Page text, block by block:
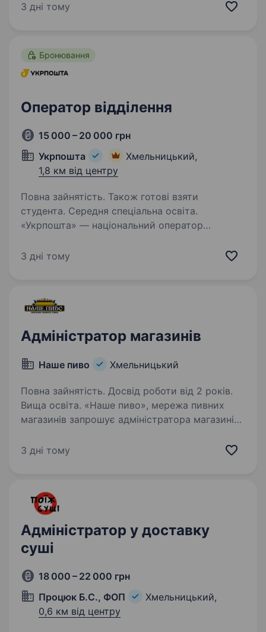
відправлення речей отримувачу, отримала
3 дні тому
Бронювання
Оператор відділення
15 000 – 20 000 грн
Укрпошта
Хмельницький,
1,8 км від центру
Повна зайнятість. Також готові взяти
студента. Середня спеціальна освіта.
«Укрпошта» — національний оператор
роботодавець. Сьогодні команда «Укрпошти»
ефективності логістичних…
3 дні тому
Адміністратор магазинів
Наше пиво Хмельницький
Повна зайнятість. Досвід роботи від 2 років.
Вища освіта. «Наше пиво», мережа пивних
магазинів запрошує адміністратора магазинів
та організовану людину, яка стане
на високому…
3 дні тому
Адміністратор у доставку
суші
18 000 – 22 000 грн
Процюк Б.С., ФОП
Хмельницький,
0,6 км від центру